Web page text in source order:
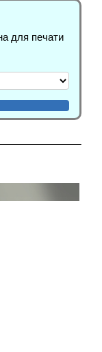
для печати